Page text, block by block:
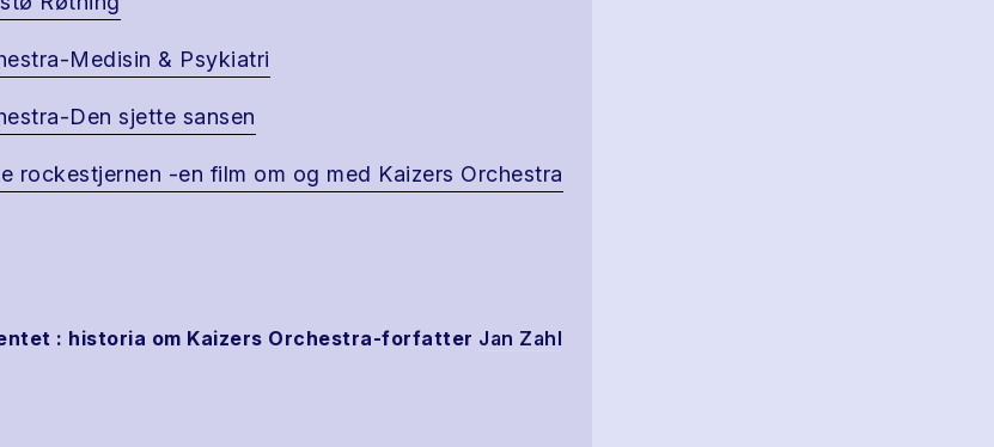
Medisin & Psykiatri
Den sjette sansen
rockestjernen -en film om og med Kaizers Orchestra
: historia om Kaizers Orchestra-forfatter Jan Zahl